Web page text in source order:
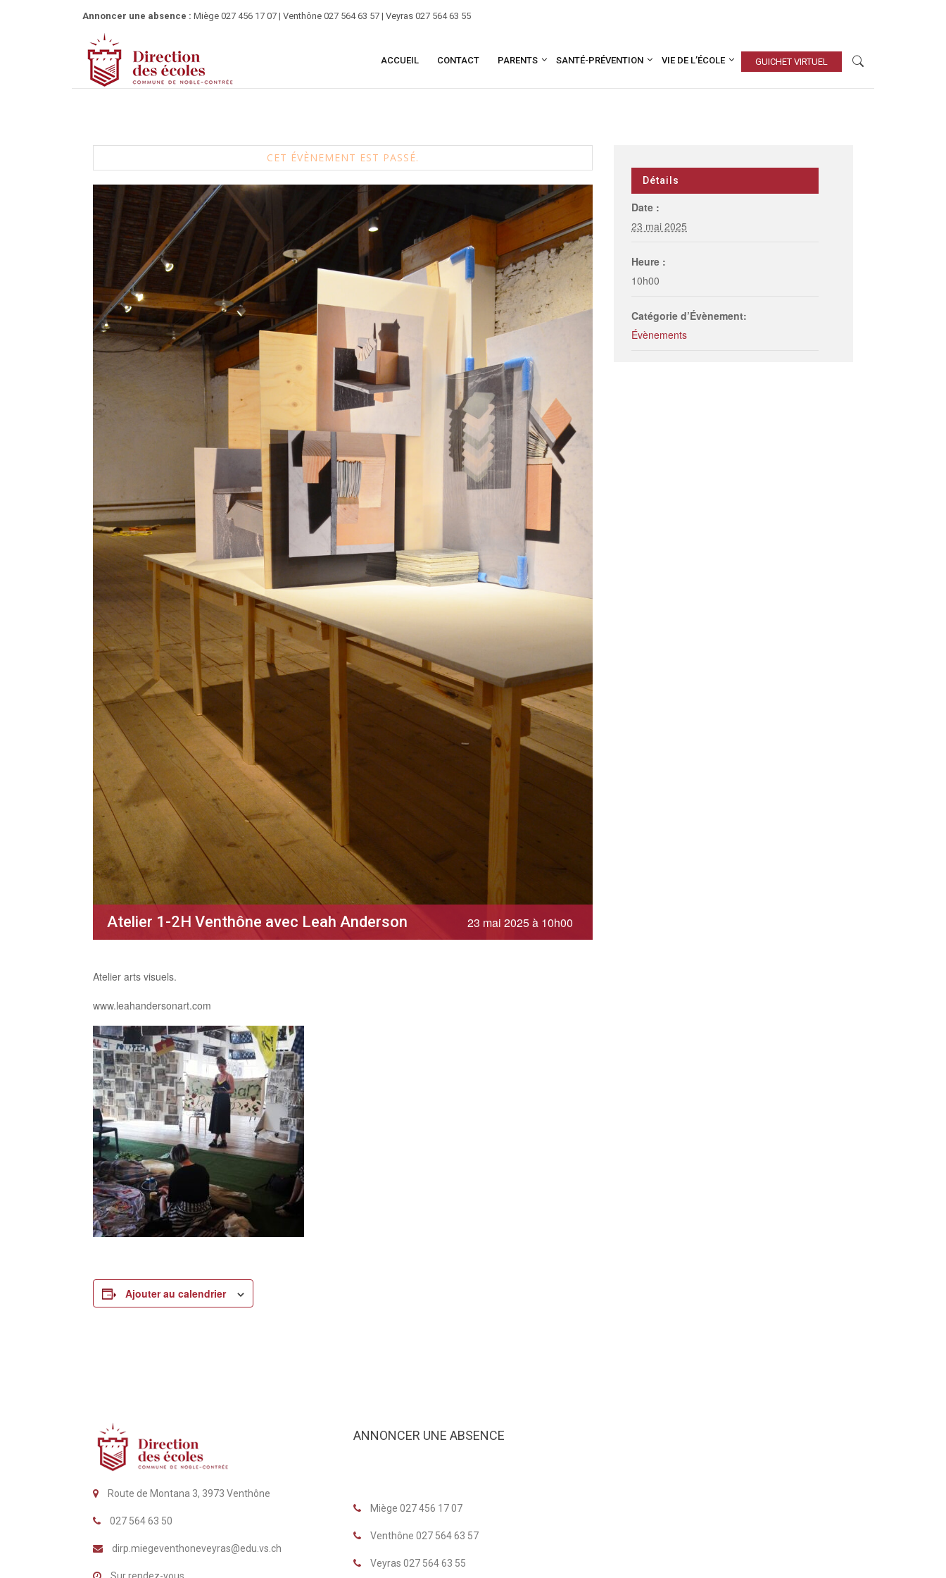
Annoncer une absence : Miège 027 456 17 07 | Venthône 027 564 63 57 | Veyras 027 564 63 55
ACCUEIL CONTACT PARENTS SANTÉ-PRÉVENTION VIE DE L’ÉCOLE GUICHET VIRTUEL
CET ÉVÈNEMENT EST PASSÉ.
Atelier 1-2H Venthône avec Leah Anderson 23 mai 2025 à 10h00
Atelier arts visuels.
www.leahandersonart.com
Ajouter au calendrier
Détails
Date :
23 mai 2025
Heure :
10h00
Catégorie d’Évènement:
Évènements
Route de Montana 3, 3973 Venthône
027 564 63 50
dirp.miegeventhoneveyras@edu.vs.ch
ANNONCER UNE ABSENCE
Miège 027 456 17 07
Venthône 027 564 63 57
Veyras 027 564 63 55